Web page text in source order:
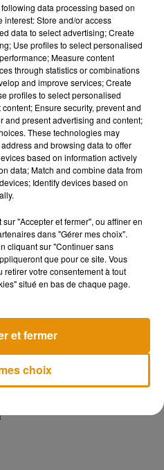
is an unmissable
and Teen Fred streaking,
because why not? �xÈx}ÈxÈ�x� �xÈܠ️
5 novembre 2018
» avec Kylie Minogue
tant attendue
data processing based on
Store and/or access
data to select advertising; Create
Use profiles to select personalised
Measure content
through statistics or combinations
and improve services; Create
profiles to select personalised
Ensure security, prevent and
and present advertising and content;
These technologies may
and browsing data to offer
based on information actively
data; Match and combine data from
Identify devices based on
"Accepter et fermer", ou affiner en
dans "Gérer mes choix".
cliquant sur "Continuer sans
que pour ce site. Vous
retirer votre consentement à tout
situé en bas de chaque page.
choix
et fermer